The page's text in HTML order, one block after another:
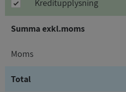
Kreditupplysning
Summa exkl.moms
Moms
Total